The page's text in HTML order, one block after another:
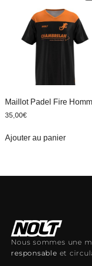
Maillot Padel Fire
35,00€
Ajouter au panier
Nous sommes une
responsable et